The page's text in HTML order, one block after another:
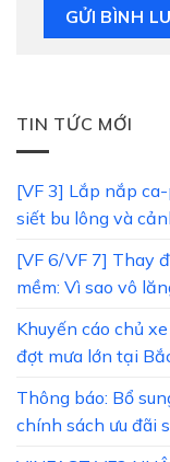
TIN TỨC MỚI
[VF 3] Lắp nắp
siết bu lông và
[VF 6/VF 7] Thay
mềm: Vì sao vô
Khuyến cáo chủ
đợt mưa lớn tại
Thông báo: Bổ
chính sách ưu đãi